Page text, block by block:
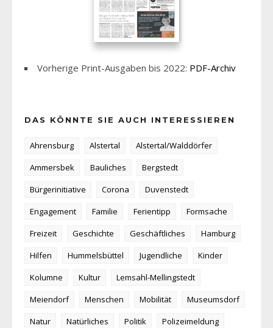
Vorherige Print-Ausgaben bis 2022: PDF-Archiv
DAS KÖNNTE SIE AUCH INTERESSIEREN
Ahrensburg Alstertal
Alstertal/Walddörfer
Ammersbek
Bauliches
Bergstedt
Bürgerinitiative
Corona
Duvenstedt
Engagement
Familie Ferientipp
Formsache
Freizeit
Geschichte Geschäftliches
Hamburg
Hilfen
Hummelsbüttel Jugendliche
Kinder
Kolumne
Kultur
Lemsahl-Mellingstedt
Meiendorf
Menschen Mobilität
Museumsdorf
Natur
Natürliches Politik
Polizeimeldung